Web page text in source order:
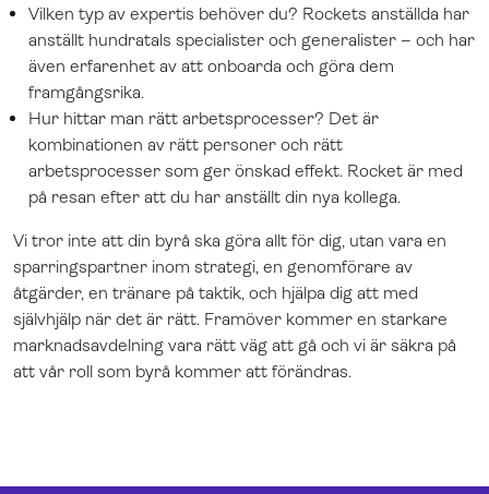
Vilken typ av expertis behöver du? Rockets anställda har
anställt hundratals specialister och generalister – och har
även erfarenhet av att onboarda och göra dem
framgångsrika.
Hur hittar man rätt arbetsprocesser? Det är
kombinationen av rätt personer och rätt
arbetsprocesser som ger önskad effekt. Rocket är med
på resan efter att du har anställt din nya kollega.
Vi tror inte att din byrå ska göra allt för dig, utan vara en
sparringspartner inom strategi, en genomförare av
åtgärder, en tränare på taktik, och hjälpa dig att med
självhjälp när det är rätt. Framöver kommer en starkare
marknadsavdelning vara rätt väg att gå och vi är säkra på
att vår roll som byrå kommer att förändras.